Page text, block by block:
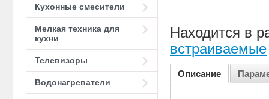
Кухонные смесители
Мелкая техника для
кухни
Телевизоры
Водонагреватели
Находится в
встраиваемые
Описание